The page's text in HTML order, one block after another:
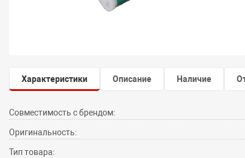
Характеристики Описание Наличие
Совместимость с брендом:
Оригинальность:
Тип товара: